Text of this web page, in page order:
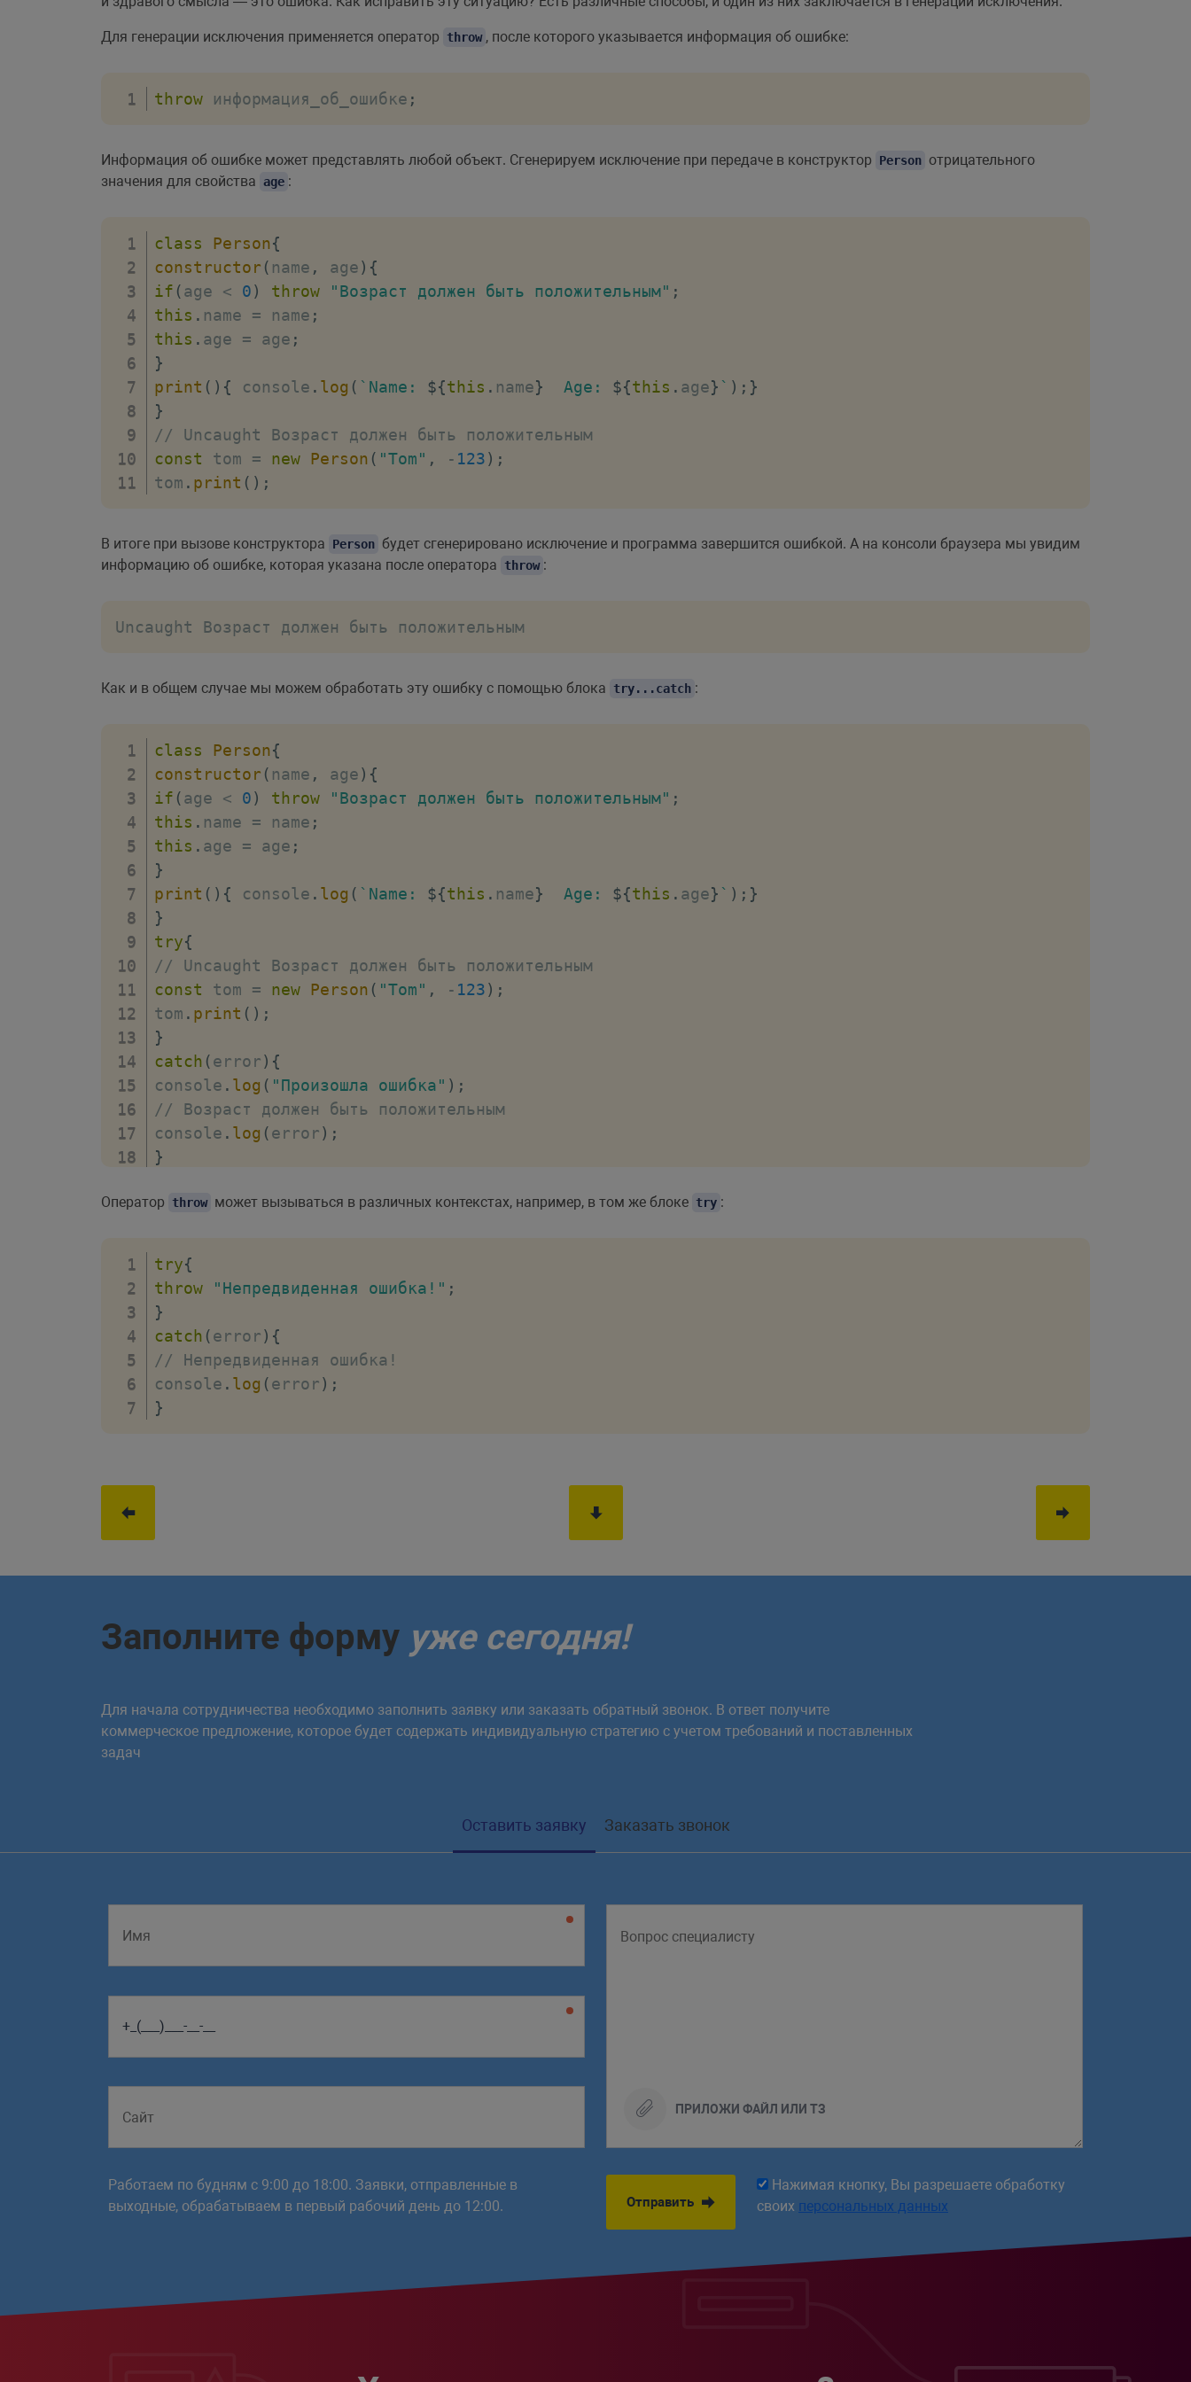
Для генерации исключения применяется оператор throw , после которого указывается информация об ошибке:
throw информация_об_ошибке ;
Информация об ошибке может представлять любой объект. Сгенерируем исключение при передаче в конструктор Person отрицательного
значения для свойства age :
class Person{
constructor ( name , age) {
if (age < 0) throw "Возраст должен быть положительным" ;
this . name = name ;
this . age = age ;
}
print ( ) { console . log ( ` Name: ${this . name}
  Age:
${this . age} ` ) ; }
}
// Uncaught Возраст должен быть положительным
const tom = new Person ( "Tom" , - 123) ;
tom . print ( ) ;
В итоге при вызове конструктора Person будет сгенерировано исключение и программа завершится ошибкой. А на консоли браузера мы увидим
информацию об ошибке, которая указана после оператора
throw :
Uncaught Возраст должен быть положительным
Как и в общем случае мы можем обработать эту ошибку с помощью блока try...catch :
class Person{
constructor ( name , age) {
if (age < 0) throw "Возраст должен быть положительным" ;
this . name = name ;
this . age = age ;
}
print ( ) { console . log ( ` Name: ${this . name}
  Age:
${this . age} ` ) ; }
}
try{
// Uncaught Возраст должен быть положительным
const tom = new Person ( "Tom" , - 123) ;
tom . print ( ) ;
}
catch (error) {
console . log ( "Произошла ошибка" ) ;
// Возраст должен быть положительным
console . log (error) ;
}
Оператор throw может вызываться в различных контекстах, например, в том же блоке try :
try{
throw
"Непредвиденная ошибка!" ;
}
catch (error) {
// Непредвиденная ошибка!
console . log (error) ;
}
Заполните форму уже сегодня!
Для начала сотрудничества необходимо заполнить заявку или заказать обратный звонок. В ответ получите
коммерческое предложение, которое будет содержать индивидуальную стратегию с учетом требований и поставленных
задач
Оставить заявку Заказать звонок
ПРИЛОЖИ ФАЙЛ ИЛИ ТЗ
Работаем по будням с 9:00 до 18:00. Заявки, отправленные в
выходные, обрабатываем в первый рабочий день до 12:00.
Отправить
Нажимая кнопку, Вы разрешаете обработку
своих персональных данных